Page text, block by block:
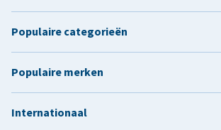
Populaire categorieën
Populaire merken
Internationaal